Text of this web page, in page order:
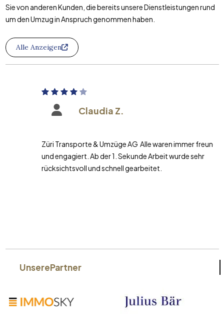
Sie von anderen Kunden, die bereits unsere Dienstleistungen rund
um den Umzug in Anspruch genommen haben.
Alle Anzeigen
Claudia Z.
Züri Transporte & Umzüge AG Alle waren immer freundlich
und engagiert. Ab der 1. Sekunde Arbeit wurde sehr
rücksichtsvoll und schnell gearbeitet.
UnserePartner